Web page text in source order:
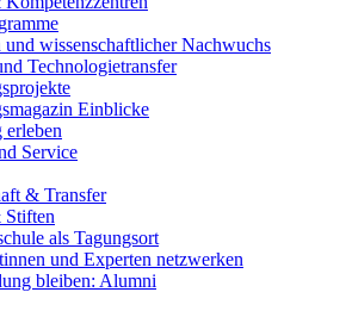
und wissenschaftlicher Nachwuchs
Technologietransfer
Einblicke
erleben
Service
& Transfer
Stiften
als Tagungsort
und Experten netzwerken
bleiben: Alumni